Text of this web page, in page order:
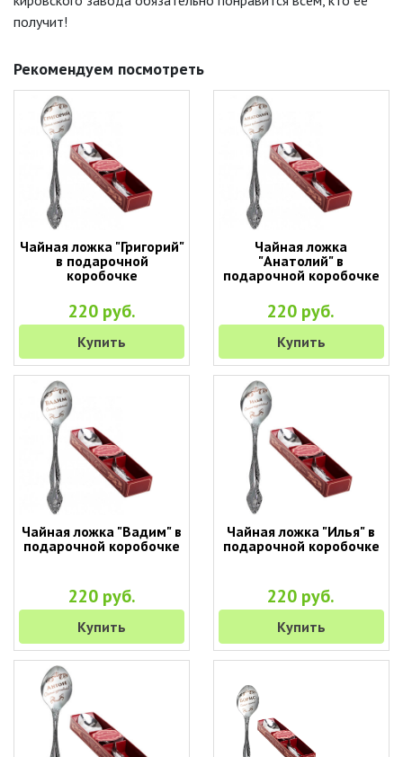
получит!
Рекомендуем посмотреть
Чайная ложка "Григорий"
в подарочной
коробочке
220 руб.
Купить
Чайная ложка
"Анатолий" в
подарочной коробочке
220 руб.
Купить
Чайная ложка "Вадим" в
подарочной коробочке
220 руб.
Купить
Чайная ложка "Илья" в
подарочной коробочке
220 руб.
Купить